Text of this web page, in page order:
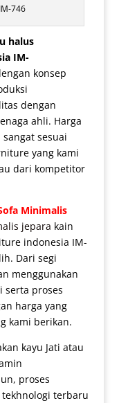
746
halus
IM-
konsep
dengan
ahli. Harga
sesuai
yang kami
dari kompetitor
Minimalis
jepara kain
indonesia IM-
Dari segi
menggunakan
serta proses
harga yang
kami berikan.
kayu Jati atau
proses
terbaru